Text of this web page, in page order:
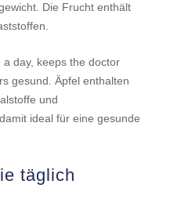
Die Frucht enthält
a day, keeps the doctor
gesund. Äpfel enthalten
und
ideal für eine gesunde
täglich